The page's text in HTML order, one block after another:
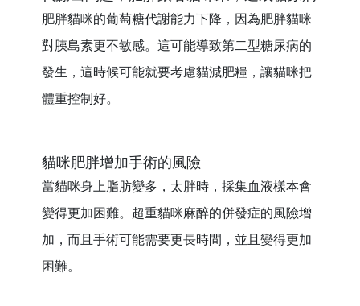
肥胖貓咪的葡萄糖代謝能力下降，因為肥胖貓咪
對胰島素更不敏感。這可能導致第二型糖尿病的
發生，這時候可能就要考慮貓減肥糧，讓貓咪把
體重控制好。
貓咪肥胖增加手術的風險
當貓咪身上脂肪變多，太胖時，採集血液樣本會
變得更加困難。超重貓咪麻醉的併發症的風險增
加，而且手術可能需要更長時間，並且變得更加
困難。